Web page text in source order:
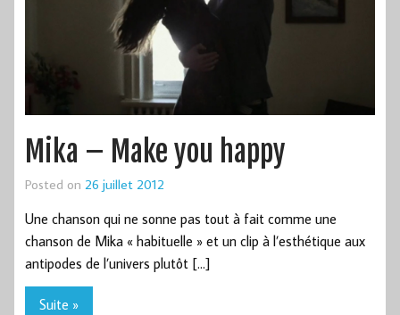
Mika – Make you happy
Posted on 26 juillet 2012
Une chanson qui ne sonne pas tout à fait comme une
chanson de Mika « habituelle » et un clip à l’esthétique aux
antipodes de l’univers plutôt […]
Suite »